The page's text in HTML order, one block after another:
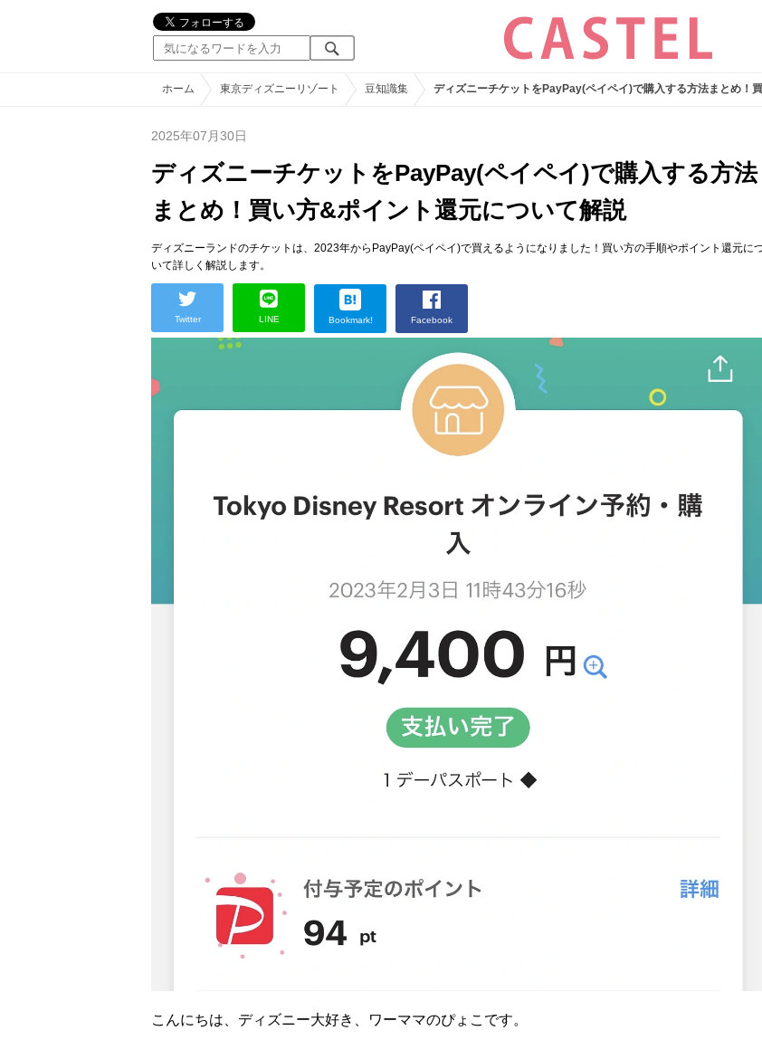
ホーム 東京ディズニーリゾート 豆知識集 ディズニーチケットをPayPay(ペイペイ)で購入する方法まとめ！
2025年07月30日
ディズニーチケットをPayPay(ペイペイ)で購入する方法
まとめ！買い方&ポイント還元について解説
ディズニーランドのチケットは、2023年からPayPay(ペイペイ)で買えるようになりました！買い方の手順やポイント還元に
いて詳しく解説します。
Twitter LINE Bookmark! Facebook
こんにちは、ディズニー大好き、ワーママのぴょこです。